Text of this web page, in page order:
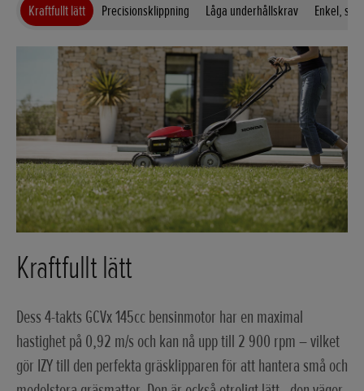
Kraftfullt lätt Precisionsklippning Låga underhållskrav Enkel,
Kraftfullt lätt
Dess 4-takts GCVx 145cc bensinmotor har en maximal
hastighet på 0,92 m/s och kan nå upp till 2 900 rpm – vilket
gör IZY till den perfekta gräsklipparen för att hantera små och